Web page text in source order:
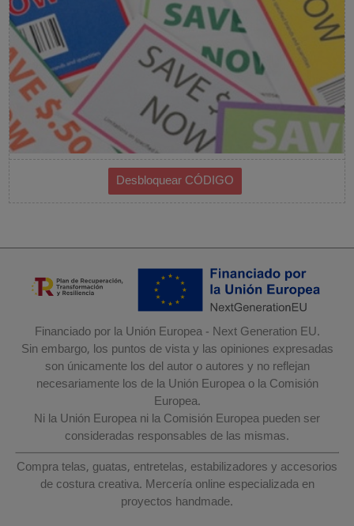
Financiado por la Unión Europea - Next Generation EU.
Sin embargo, los puntos de vista y las opiniones expresadas
son únicamente los del autor o autores y no reflejan
necesariamente los de la Unión Europea o la Comisión
Europea.
Ni la Unión Europea ni la Comisión Europea pueden ser
consideradas responsables de las mismas.
Compra telas, guatas, entretelas, estabilizadores y accesorios
de costura creativa. Mercería online especializada en
proyectos handmade.